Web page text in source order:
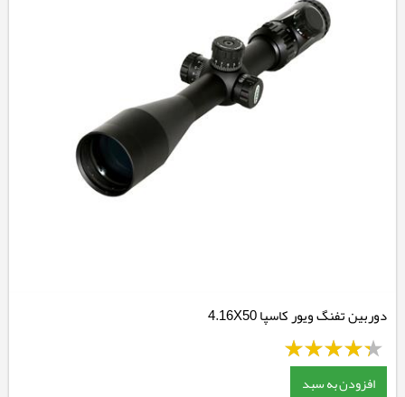
دوربین تفنگ ویور کاسپا 4.16X50
افزودن به سبد